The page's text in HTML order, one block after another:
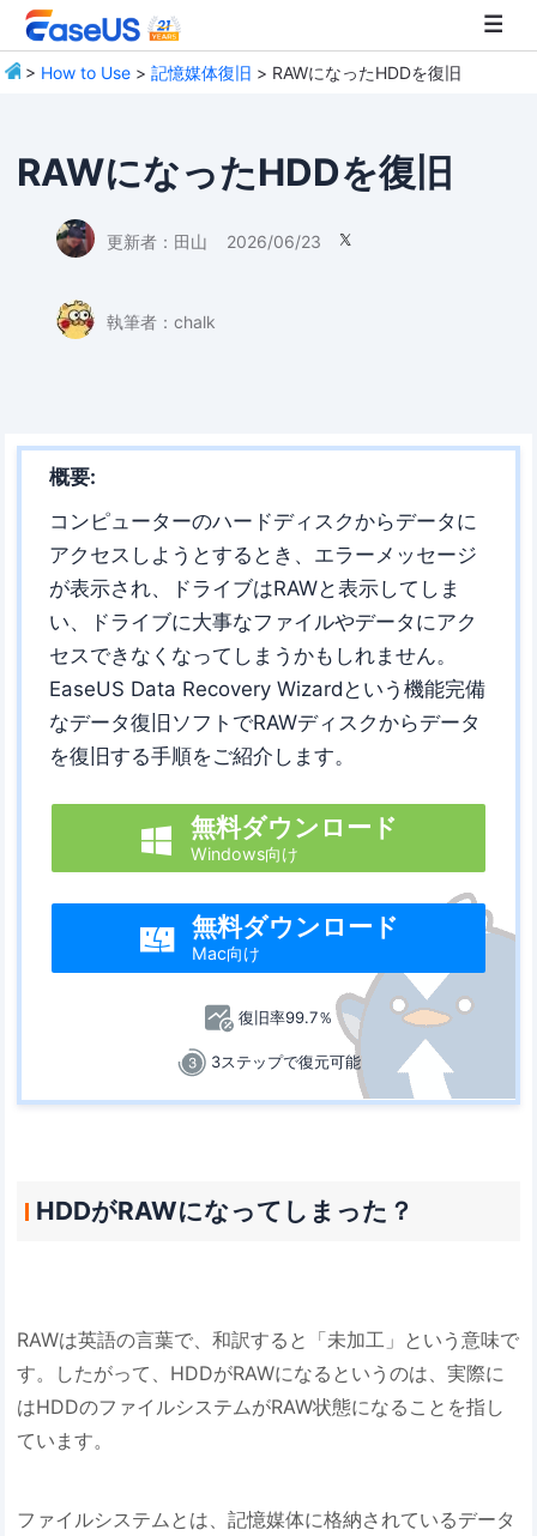
> How to Use >記憶媒体復旧 > RAWになったHDDを復旧
RAWになったHDDを復旧
更新者： 田山 2026/06/23 
執筆者： chalk
概要:
コンピューターのハードディスクからデータに
アクセスしようとするとき、エラーメッセージ
が表示され、ドライブはRAWと表示してしま
い、ドライブに大事なファイルやデータにアク
セスできなくなってしまうかもしれません。
EaseUS Data Recovery Wizardという機能完備
なデータ復旧ソフトでRAWディスクからデータ
を復旧する手順をご紹介します。
 無料ダウンロード
Windows向け
 無料ダウンロード
Mac向け
復旧率99.7％
3ステップで復元可能
HDDがRAWになってしまった？
RAWは英語の言葉で、和訳すると「未加工」という意味で
す。したがって、HDDがRAWになるというのは、実際に
はHDDのファイルシステムがRAW状態になることを指し
ています。
ファイルシステムとは、記憶媒体に格納されているデータ